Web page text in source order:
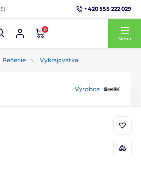
+420 555 222 029
0
Menu
Pečenie Vykrajovátka
Výrobca